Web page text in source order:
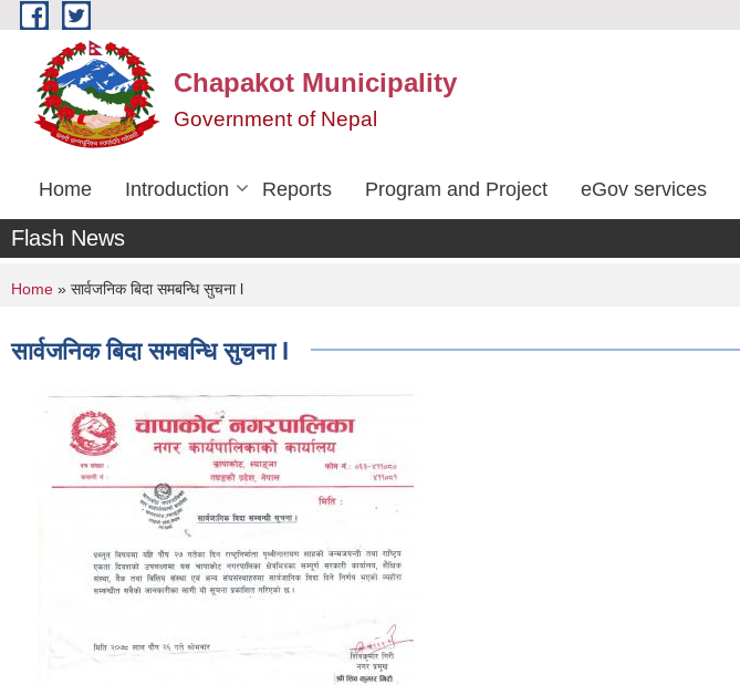
Skip to main content
Chapakot Municipality
Government of Nepal
Home Introduction Reports Program and Project eGov services
Flash News
You are here
Home » सार्वजनिक बिदा समबन्धि सुचना l
सार्वजनिक बिदा समबन्धि सुचना l